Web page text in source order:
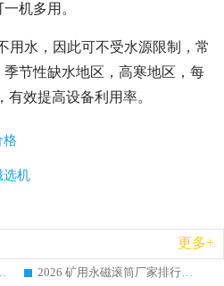
机多用。
用水，因此可不受水源限制，常
节性缺水地区，高寒地区，每
有效提高设备利用率。
格
选机
更多+
手机网页版-华体会(中国) 实力出众
2026 矿用永磁滚筒厂家排行榜选购指南，行业口碑领域强者华体会手机网页版-华体会(中国)